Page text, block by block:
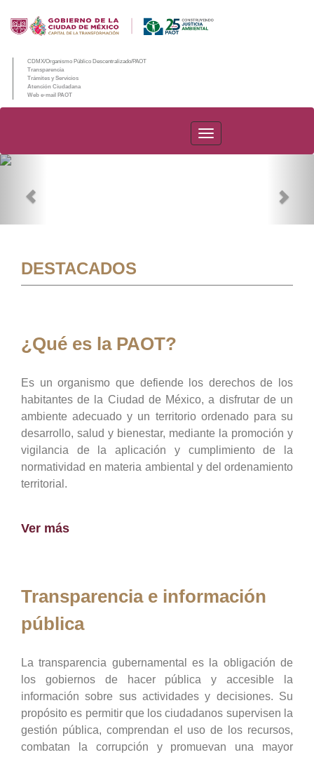
CDMX/Organismo Público Descentralizado/PAOT
Transparencia
Trámites y Servicios
Atención Ciudadana
Web e-mail PAOT
PAOT
DESTACADOS
¿Qué es la PAOT?
Es un organismo que defiende los derechos de los
habitantes de la Ciudad de México, a disfrutar de un
ambiente adecuado y un territorio ordenado para su
desarrollo, salud y bienestar, mediante la promoción y
vigilancia de la aplicación y cumplimiento de la
normatividad en materia ambiental y del ordenamiento
territorial.
Ver más
Transparencia e información
pública
La transparencia gubernamental es la obligación de
los gobiernos de hacer pública y accesible la
información sobre sus actividades y decisiones. Su
propósito es permitir que los ciudadanos supervisen la
gestión pública, comprendan el uso de los recursos,
combatan la corrupción y promuevan una mayor